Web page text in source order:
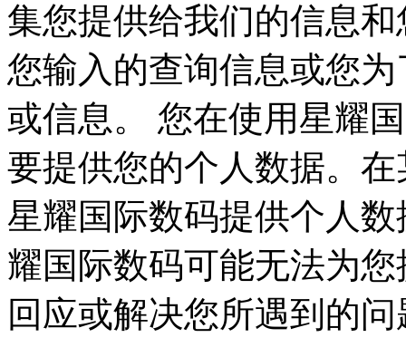
集您提供给我们的信息和
您输入的查询信息或您
或信息。 您在使用星耀国
要提供您的个人数据。在
星耀国际数码提供个人数据
耀国际数码可能无法为您
回应或解决您所遇到的问